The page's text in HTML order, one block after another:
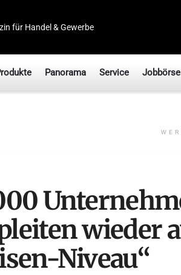
für Handel & Gewerbe
Panorama Service Jobbörse
wieder
Niveau“